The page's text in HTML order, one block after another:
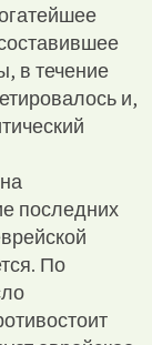
в течение
и,
последних
По